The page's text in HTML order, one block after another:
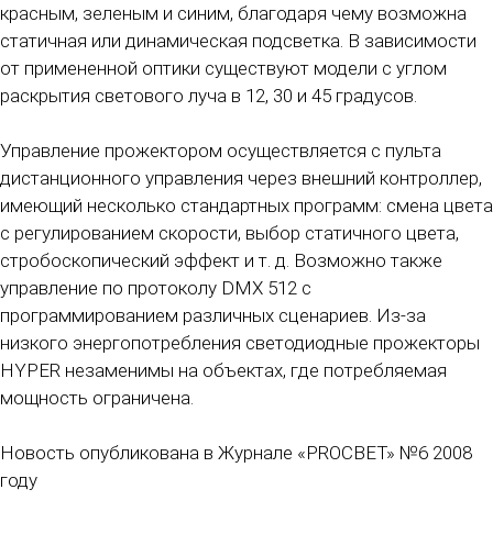
красным, зеленым и синим, благодаря чему возможна
статичная или динамическая подсветка. В зависимости
от примененной оптики существуют модели с углом
раскрытия светового луча в 12, 30 и 45 градусов.
Управление прожектором осуществляется с пульта
дистанционного управления через внешний контроллер,
имеющий несколько стандартных программ: смена цвета
с регулированием скорости, выбор статичного цвета,
стробоскопический эффект и т. д. Возможно также
управление по протоколу DMX 512 с
программированием различных сценариев. Из-за
низкого энергопотребления светодиодные прожекторы
HYPER незаменимы на объектах, где потребляемая
мощность ограничена.
Новость опубликована в Журнале «PROCBET» №6 2008
году